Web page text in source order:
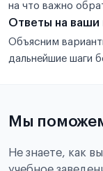
на что важно
Ответы на ваши
Объясним
дальнейшие шаги
Мы
Не знаете, как